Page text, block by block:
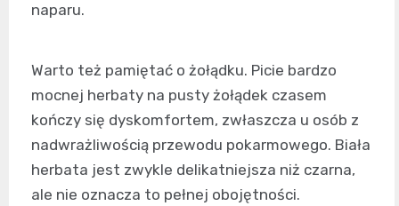
naparu.
Warto też pamiętać o żołądku. Picie bardzo
mocnej herbaty na pusty żołądek czasem
kończy się dyskomfortem, zwłaszcza u osób z
nadwrażliwością przewodu pokarmowego. Biała
herbata jest zwykle delikatniejsza niż czarna,
ale nie oznacza to pełnej obojętności.